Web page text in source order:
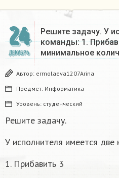
24
ДЕКАБРЬ
Решите задачу. У
команды: 1.
минимальное
Автор: ermolaeva1207Arina
Предмет: Информатика
Уровень: студенческий
Решите задачу.
У исполнителя имеется две
1. Прибавить 3